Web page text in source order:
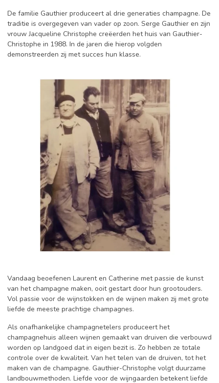
De familie Gauthier produceert al drie generaties champagne. De
traditie is overgegeven van vader op zoon. Serge Gauthier en zijn
vrouw Jacqueline Christophe creëerden het huis van Gauthier-
Christophe in 1988. In de jaren die hierop volgden
demonstreerden zij met succes hun klasse.
Vandaag beoefenen Laurent en Catherine met passie de kunst
van het champagne maken, ooit gestart door hun grootouders.
Vol passie voor de wijnstokken en de wijnen maken zij met grote
liefde de meeste prachtige champagnes.
Als onafhankelijke champagnetelers produceert het
champagnehuis alleen wijnen gemaakt van druiven die verbouwd
worden op landgoed dat in eigen bezit is. Zo hebben ze totale
controle over de kwaliteit. Van het telen van de druiven, tot het
maken van de champagne. Gauthier-Christophe volgt duurzame
landbouwmethoden. Liefde voor de wijngaarden betekent liefde